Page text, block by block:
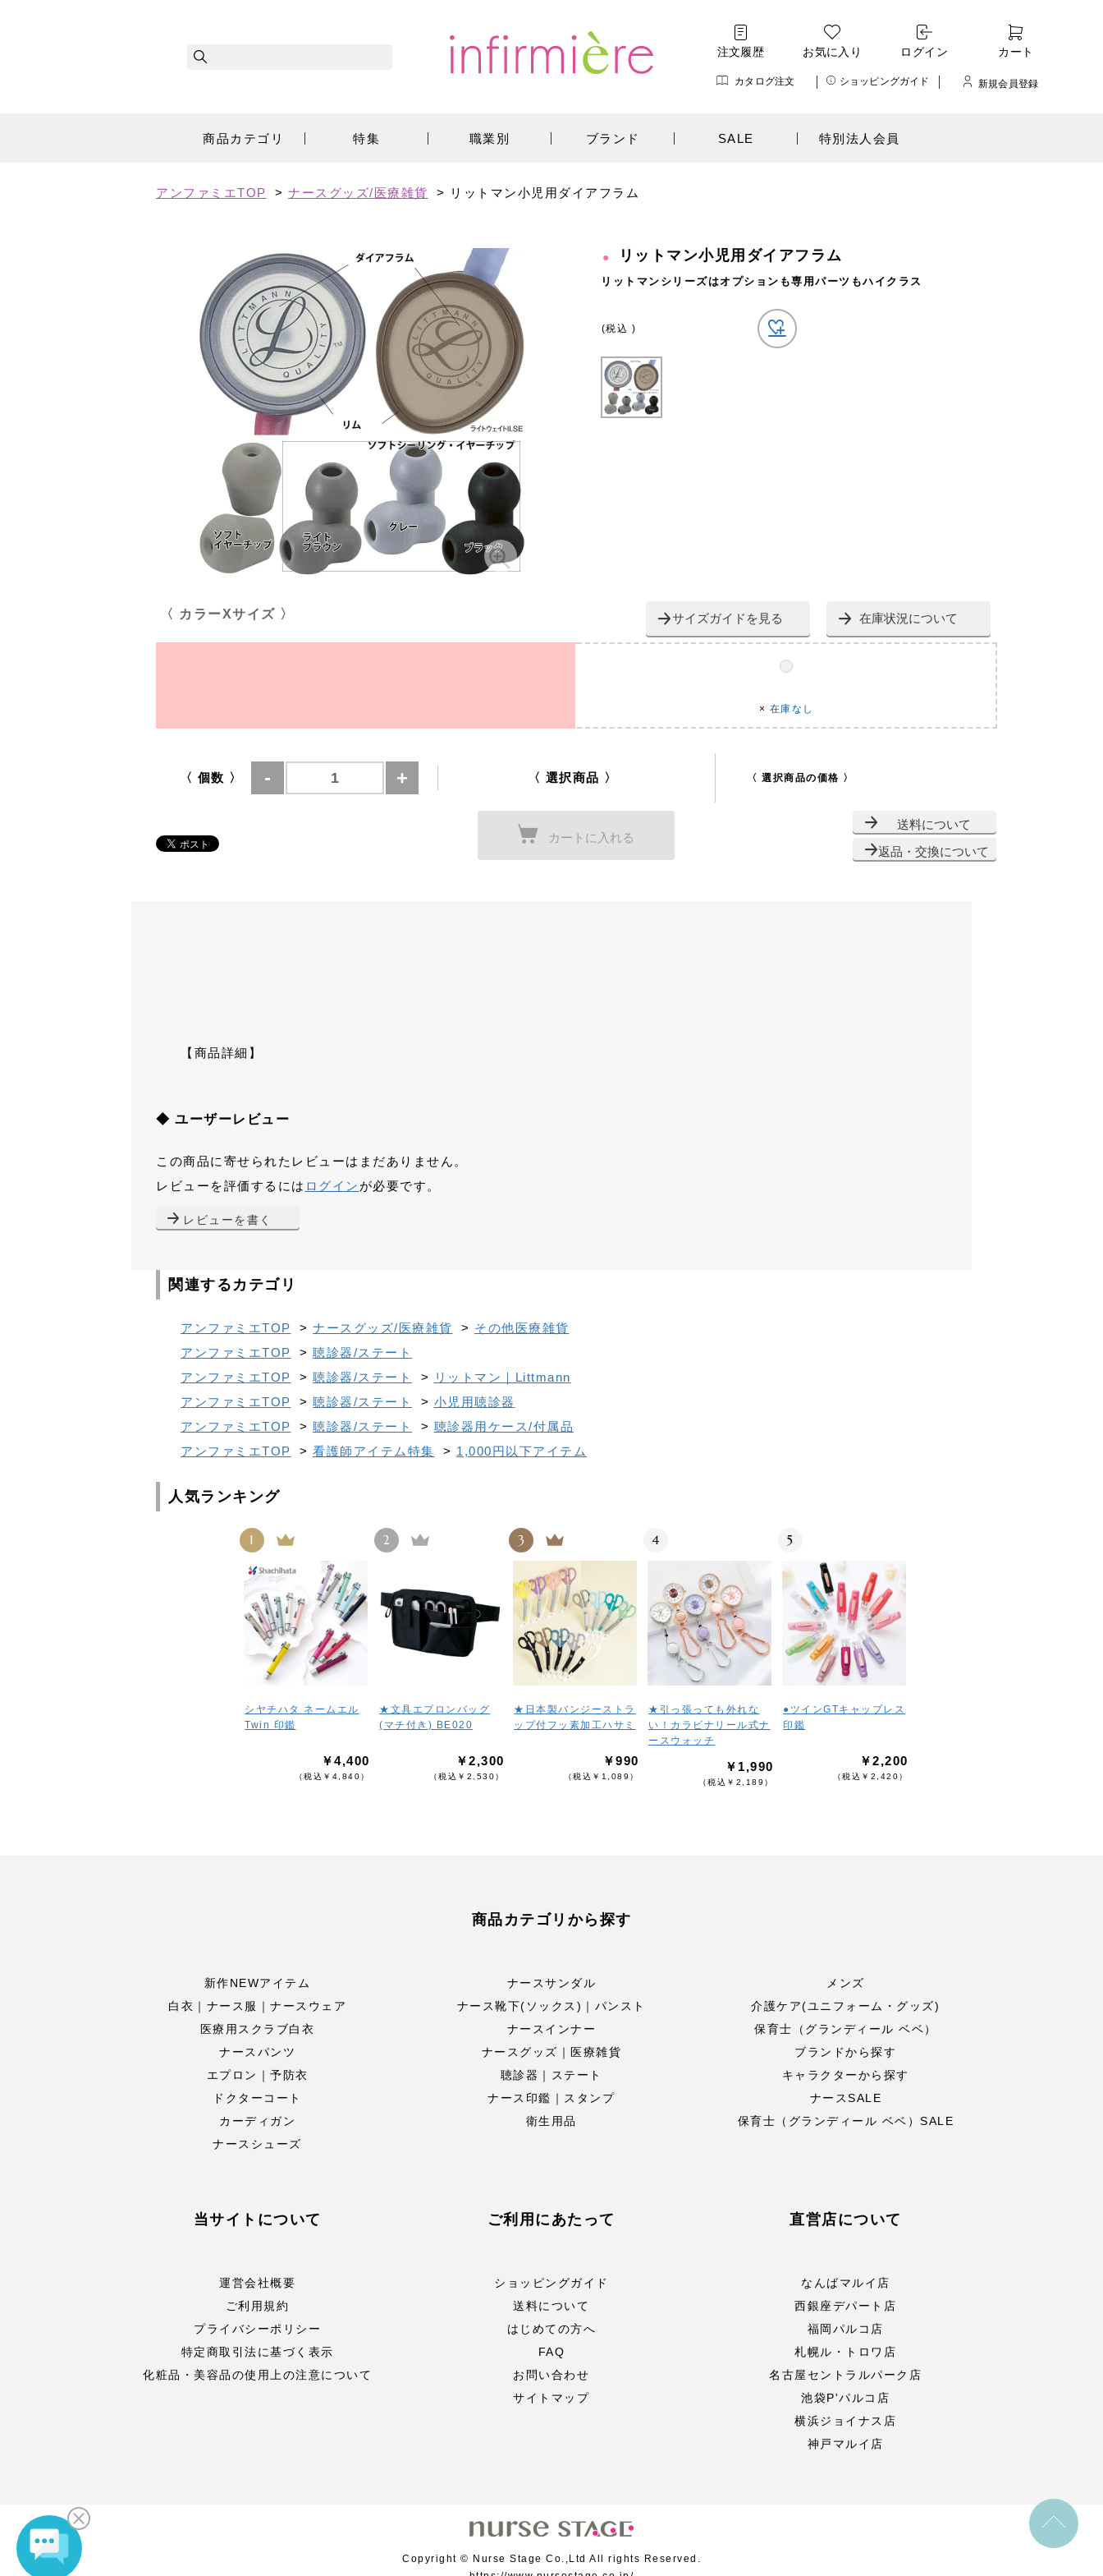
注文履歴 お気に入り ログイン カート
カタログ注文 ショッピングガイド 新規会員登録
商品カテゴリ 特集 職業別 ブランド SALE 特別法人会員
アンファミエTOP > ナースグッズ/医療雑貨 > リットマン小児用ダイアフラム
リットマン小児用ダイアフラム
リットマンシリーズはオプションも専用パーツもハイクラス
(税込 )
〈 カラーXサイズ 〉 サイズガイドを見る 在庫状況について
× 在庫なし
〈 個数 〉 〈 選択商品 〉 〈 選択商品の価格 〉
カートに入れる
送料について
返品・交換について
【商品詳細】
◆ ユーザーレビュー
この商品に寄せられたレビューはまだありません。
レビューを評価するには ログイン が必要です。
レビューを書く
関連するカテゴリ
アンファミエTOP > ナースグッズ/医療雑貨 > その他医療雑貨
アンファミエTOP
> 聴診器/ステート
アンファミエTOP
> 聴診器/ステート >
リットマン｜Littmann
アンファミエTOP
> 聴診器/ステート > 小児用聴診器
アンファミエTOP
> 聴診器/ステート > 聴診器用ケース/付属品
アンファミエTOP
> 看護師アイテム特集 > 1,000円以下アイテム
人気ランキング
1
シヤチハタ ネームエル
Twin 印鑑
￥4,400
（税込￥4,840）
2
★文具エプロンバッグ
(マチ付き) BE020
￥2,300
（税込￥2,530）
3
★日本製バンジーストラ
ップ付フッ素加工ハサミ
￥990
（税込￥1,089）
4
★引っ張っても外れな
い！カラビナリール式ナ
ースウォッチ
￥1,990
（税込￥2,189）
5
●ツインGTキャップレス
印鑑
￥2,200
（税込￥2,420）
商品カテゴリから探す
新作NEWアイテム
白衣｜ナース服｜ナースウェア
医療用スクラブ白衣
ナースパンツ
エプロン｜予防衣
ドクターコート
カーディガン
ナースシューズ
ナースサンダル
ナース靴下(ソックス)｜パンスト
ナースインナー
ナースグッズ｜医療雑貨
聴診器｜ステート
ナース印鑑｜スタンプ
衛生用品
メンズ
介護ケア(ユニフォーム・グッズ)
保育士（グランディール ベベ）
ブランドから探す
キャラクターから探す
ナースSALE
保育士（グランディール ベベ）SALE
当サイトについて
運営会社概要
ご利用規約
プライバシーポリシー
特定商取引法に基づく表示
化粧品・美容品の使用上の注意について
ご利用にあたって
ショッピングガイド
送料について
はじめての方へ
FAQ
お問い合わせ
サイトマップ
直営店について
なんばマルイ店
西銀座デパート店
福岡パルコ店
札幌ル・トロワ店
名古屋セントラルパーク店
池袋P'パルコ店
横浜ジョイナス店
神戸マルイ店
Copyright © Nurse Stage Co.,Ltd All rights Reserved.